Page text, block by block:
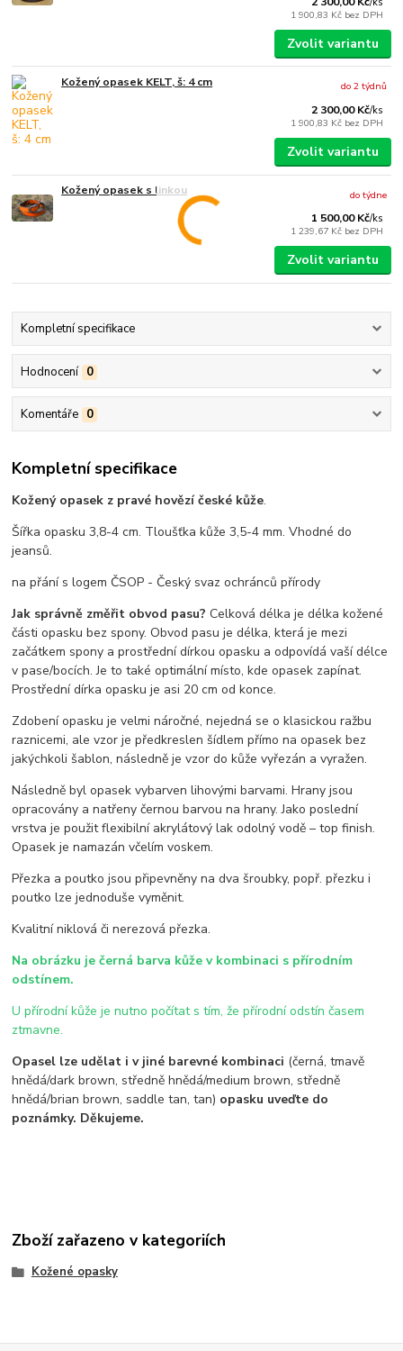
1 900,83 Kč bez DPH
Zvolit variantu
Kožený opasek KELT, š: 4 cm
2 300,00 Kč/ks
1 900,83 Kč bez DPH
do 2 týdnů
Zvolit variantu
Kožený opasek s linkou
1 500,00 Kč/ks
1 239,67 Kč bez DPH
do týdne
Zvolit variantu
Kompletní specifikace
Hodnocení 0
Komentáře 0
Kompletní specifikace
Kožený opasek z pravé hovězí české kůže.
Šířka opasku 3,8-4 cm. Tloušťka kůže 3,5-4 mm. Vhodné do
jeansů.
na přání s logem ČSOP - Český svaz ochránců přírody
Jak správně změřit obvod pasu?Celková délka je délka kožené
části opasku bez spony. Obvod pasu je délka, která je mezi
začátkem spony a prostřední dírkou opasku a odpovídá vaší délce
v pase/bocích. Je to také optimální místo, kde opasek zapínat.
Prostřední dírka opasku je asi 20 cm od konce.
Zdobení opasku je velmi náročné, nejedná se o klasickou ražbu
raznicemi, ale vzor je předkreslen šídlem přímo na opasek bez
jakýchkoli šablon, následně je vzor do kůže vyřezán a vyražen.
Následně byl opasek vybarven lihovými barvami. Hrany jsou
opracovány a natřeny černou barvou na hrany. Jako poslední
vrstva je použit flexibilní akrylátový lak odolný vodě – top finish.
Opasek je namazán včelím voskem.
Přezka a poutko jsou připevněny na dva šroubky, popř. přezku i
poutko lze jednoduše vyměnit.
Kvalitní niklová či nerezová přezka.
Na obrázku je černá barva kůže v kombinaci s přírodním
odstínem.
U přírodní kůže je nutno počítat s tím, že přírodní odstín časem
ztmavne.
Opasel lze udělat i v jiné barevné kombinaci (černá, tmavě
hnědá/dark brown, středně hnědá/medium brown, středně
hnědá/brian brown, saddle tan, tan) opasku uveďte do
poznámky. Děkujeme.
Zboží zařazeno v kategoriích
Kožené opasky